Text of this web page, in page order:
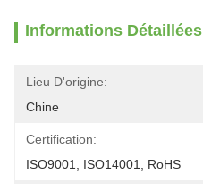
Informations Détaillées
Lieu D'origine:
Chine
Certification:
ISO9001, ISO14001, RoHS